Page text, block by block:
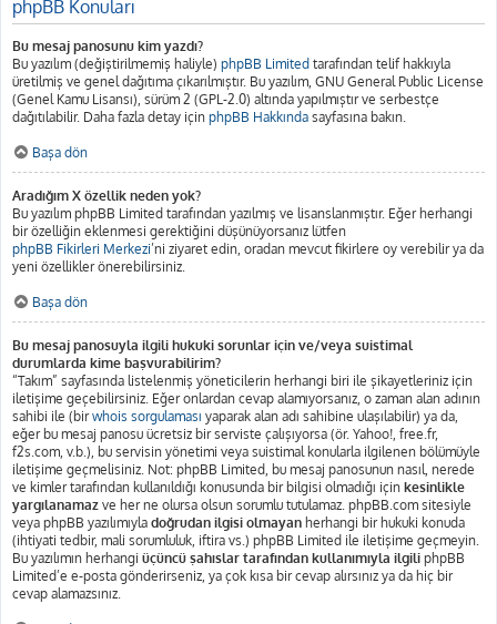
phpBB Konuları
Bu mesaj panosunu kim yazdı?
Bu yazılım (değiştirilmemiş haliyle) phpBB Limited tarafından telif hakkıyla
üretilmiş ve genel dağıtıma çıkarılmıştır. Bu yazılım, GNU General Public License
(Genel Kamu Lisansı), sürüm 2 (GPL-2.0) altında yapılmıştır ve serbestçe
dağıtılabilir. Daha fazla detay için phpBB Hakkında sayfasına bakın.
Başa dön
Aradığım X özellik neden yok?
Bu yazılım phpBB Limited tarafından yazılmış ve lisanslanmıştır. Eğer herhangi
bir özelliğin eklenmesi gerektiğini düşünüyorsanız lütfen
phpBB Fikirleri Merkezi’ni ziyaret edin, oradan mevcut fikirlere oy verebilir ya da
yeni özellikler önerebilirsiniz.
Başa dön
Bu mesaj panosuyla ilgili hukuki sorunlar için ve/veya suistimal
durumlarda kime başvurabilirim?
“Takım” sayfasında listelenmiş yöneticilerin herhangi biri ile şikayetleriniz için
iletişime geçebilirsiniz. Eğer onlardan cevap alamıyorsanız, o zaman alan adının
sahibi ile (birwhois sorgulaması yaparak alan adı sahibine ulaşılabilir) ya da,
eğer bu mesaj panosu ücretsiz bir serviste çalışıyorsa (ör. Yahoo!, free.fr,
f2s.com, v.b.), bu servisin yönetimi veya suistimal konularla ilgilenen bölümüyle
iletişime geçmelisiniz. Not: phpBB Limited, bu mesaj panosunun nasıl, nerede
ve kimler tarafından kullanıldığı konusunda bir bilgisi olmadığı için kesinlikle
yargılanamaz ve her ne olursa olsun sorumlu tutulamaz. phpBB.com sitesiyle
veya phpBB yazılımıyla doğrudan ilgisi olmayan herhangi bir hukuki konuda
(ihtiyati tedbir, mali sorumluluk, iftira vs.) phpBB Limited ile iletişime geçmeyin.
Bu yazılımın herhangi üçüncü şahıslar tarafından kullanımıyla ilgili phpBB
Limited’e e-posta gönderirseniz, ya çok kısa bir cevap alırsınız ya da hiç bir
cevap alamazsınız.